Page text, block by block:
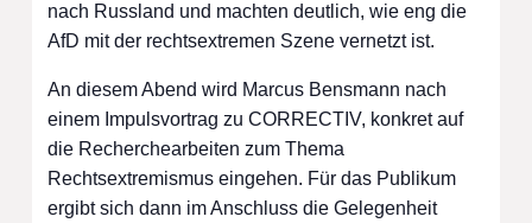
nach Russland und machten deutlich, wie eng die
AfD mit der rechtsextremen Szene vernetzt ist.
An diesem Abend wird Marcus Bensmann nach
einem Impulsvortrag zu CORRECTIV, konkret auf
die Recherchearbeiten zum Thema
Rechtsextremismus eingehen. Für das Publikum
ergibt sich dann im Anschluss die Gelegenheit